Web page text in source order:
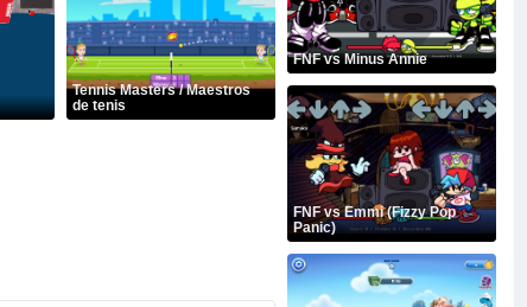
Tennis Masters / Maestros
de tenis
FNF vs Minus Annie
FNF vs Emmi (Fizzy Pop
Panic)